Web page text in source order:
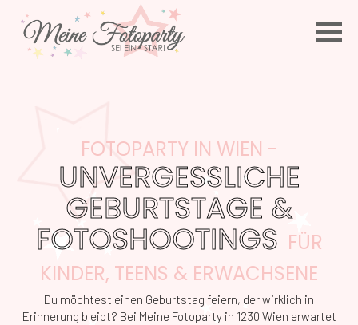
FOTOPARTY IN WIEN -
UNVERGESSLICHE
GEBURTSTAGE &
FOTOSHOOTINGS FÜR
KINDER, TEENS & ERWACHSENE
Du möchtest einen Geburtstag feiern, der wirklich in
Erinnerung bleibt? Bei Meine Fotoparty in 1230 Wien erwartet